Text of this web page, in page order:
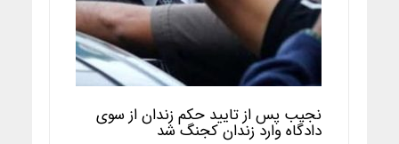
نجیب پس از تایید حکم زندان از سوی
دادگاه وارد زندان کجنگ شد